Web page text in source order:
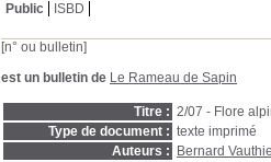
Public
ISBD
[n° ou bulletin]
est un bulletin de Le Rameau de Sapin
Titre : 2/07 - Flore
Type de document : texte imprimé
Auteurs :
Bernard